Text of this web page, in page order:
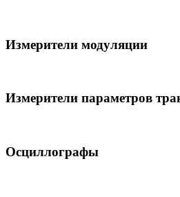
Измерители модуляции
Измерители параметров
Осциллографы